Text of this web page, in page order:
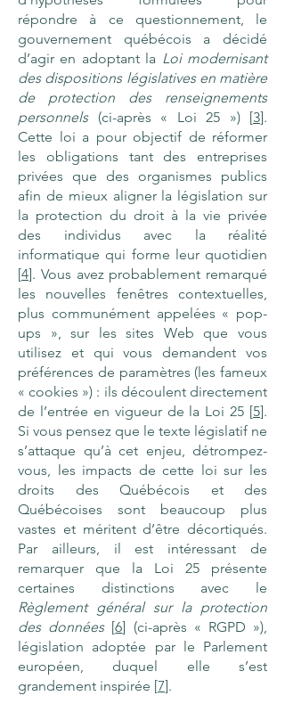
répondre à ce questionnement, le
gouvernement québécois a décidé
d’agir en adoptant la Loi modernisant
des dispositions législatives en matière
de protection des renseignements
personnels(ci-après « Loi 25 ») [3].
Cette loi a pour objectif de réformer
les obligations tant des entreprises
privées que des organismes publics
afin de mieux aligner la législation sur
la protection du droit à la vie privée
des individus avec la réalité
informatique qui forme leur quotidien
[4]. Vous avez probablement remarqué
les nouvelles fenêtres contextuelles,
plus communément appelées « pop-
ups », sur les sites Web que vous
utilisez et qui vous demandent vos
préférences de paramètres (les fameux
« cookies ») : ils découlent directement
de l’entrée en vigueur de la Loi 25 [5].
Si vous pensez que le texte législatif ne
s’attaque qu’à cet enjeu, détrompez-
vous, les impacts de cette loi sur les
droits des Québécois et des
Québécoises sont beaucoup plus
vastes et méritent d’être décortiqués.
Par ailleurs, il est intéressant de
remarquer que la Loi 25 présente
certaines distinctions avec le
Règlement général sur la protection
des données[6] (ci-après « RGPD »),
législation adoptée par le Parlement
européen, duquel elle s’est
grandement inspirée [7].